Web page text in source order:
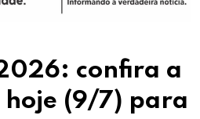
confira a
hoje (9/7) para